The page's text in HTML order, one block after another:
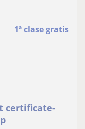
1ª clase gratis
certificate-